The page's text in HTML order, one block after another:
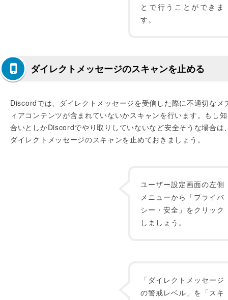
とで行うことができま
す。
ダイレクトメッセージのスキャンを止める
Discordでは、ダイレクトメッセージを受信した際に不適切なメ
ィアコンテンツが含まれていないかスキャンを行います。もし
合いとしかDiscordでやり取りしていないなど安全そうな場合は
ダイレクトメッセージのスキャンを止めておきましょう。
ユーザー設定画面の左側
メニューから「プライバ
シー・安全」をクリック
しましょう。
「ダイレクトメッセージ
の警戒レベル」を「スキ